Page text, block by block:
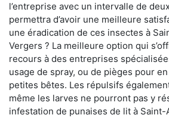
l’entreprise avec un intervalle de
permettra d’avoir une meilleure
une éradication de ces insectes à
Vergers ? La meilleure option qui
recours à des entreprises
usage de spray, ou de pièges pour
petites bêtes. Les répulsifs
même les larves ne pourront pas y
infestation de punaises de lit à